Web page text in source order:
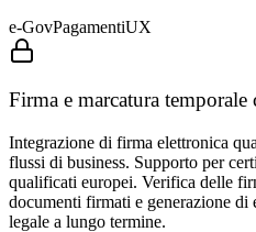
e-GovPagamentiUX
Firma e marcatura temporale
Integrazione di firma elettronica
flussi di business. Supporto per
qualificati europei. Verifica delle
documenti firmati e generazione
legale a lungo termine.